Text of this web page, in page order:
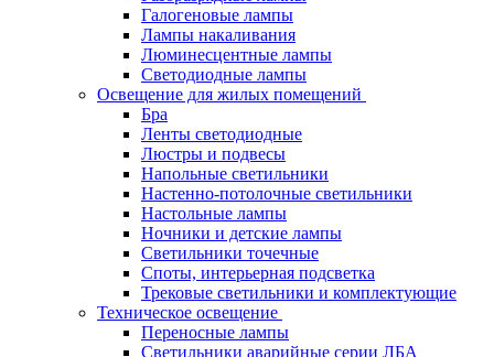
Галогеновые лампы
Лампы накаливания
Люминесцентные лампы
Светодиодные лампы
Освещение для жилых помещений
Бра
Ленты светодиодные
Люстры и подвесы
Напольные светильники
Настенно-потолочные светильники
Настольные лампы
Ночники и детские лампы
Светильники точечные
Споты, интерьерная подсветка
Трековые светильники и комплектующие
Техническое освещение
Переносные лампы
Светильники аварийные серии ЛБА